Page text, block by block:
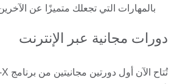
بالمهارات التي تجعلك متميزًا عن
دورات مجانية عبر الإنترنت